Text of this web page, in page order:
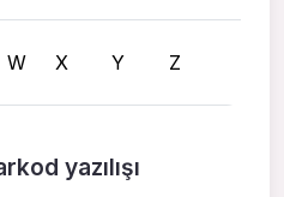
W X Y Z
yazılışı